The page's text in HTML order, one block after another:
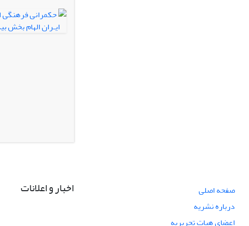
صفحه اصلی
درباره نشریه
اعضای هیات تحریریه
اخبار و اعلانات